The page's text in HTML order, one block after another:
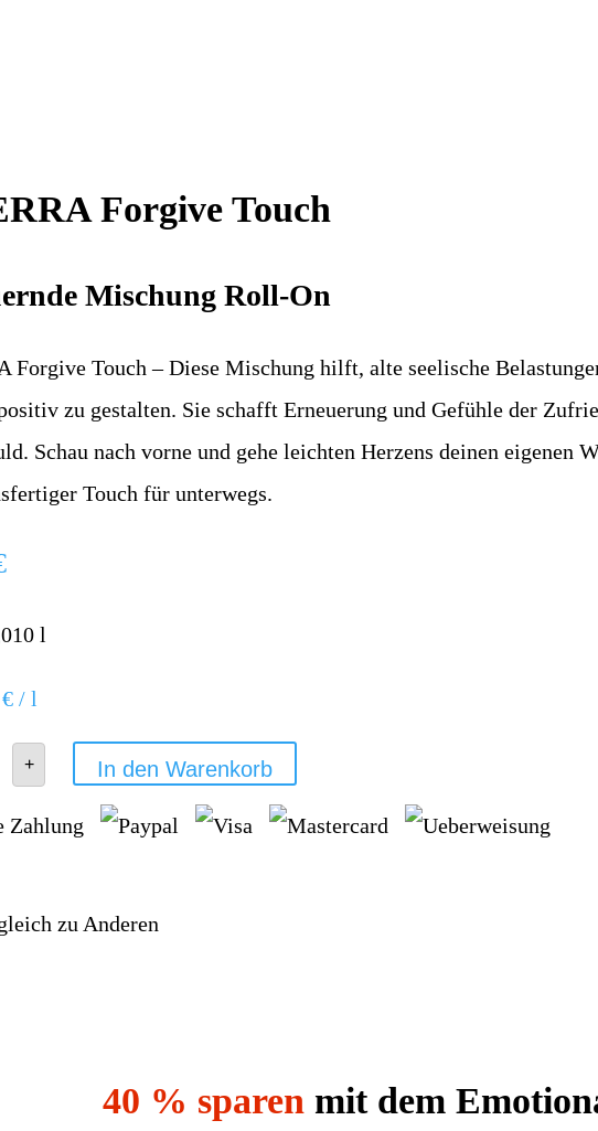
Forgive Touch
Mischung Roll-On
Forgive Touch – Diese Mischung hilft, alte seelische
zu gestalten. Sie schafft Erneuerung und Gefühle der
Schau nach vorne und gehe leichten Herzens deinen eigenen
Touch für unterwegs.
l
€ /l
+ In den Warenkorb
40 % sparen mit dem